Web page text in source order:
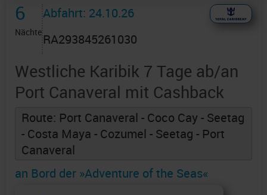
6
Nächte
Abfahrt: 24.10.26
RA293845261030
Westliche Karibik 7 Tage ab/an
Port Canaveral mit Cashback
Route: Port Canaveral - Coco Cay - Seetag
- Costa Maya - Cozumel - Seetag - Port
Canaveral
an Bord der »Adventure of the Seas«